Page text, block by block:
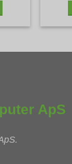
ApS
.